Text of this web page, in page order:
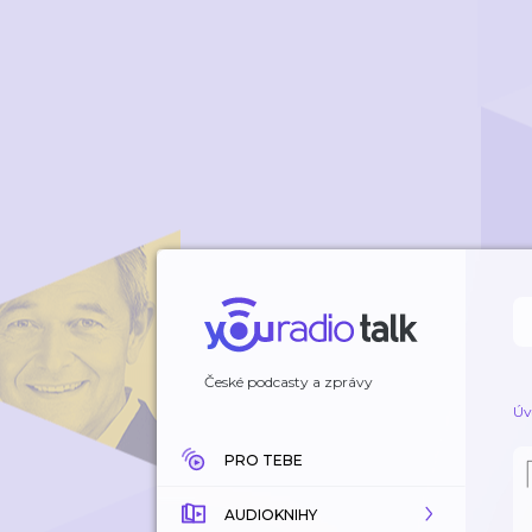
České podcasty a zprávy
PRO TEBE
AUDIOKNIHY